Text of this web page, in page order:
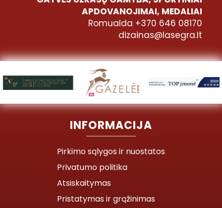
APDOVANOJIMAI, MEDALIAI
Romualda +370 646 08170
dizainas@lasegra.lt
INFORMACIJA
Pirkimo sąlygos ir nuostatos
Privatumo politika
Atsiskaitymas
Pristatymas ir grąžinimas